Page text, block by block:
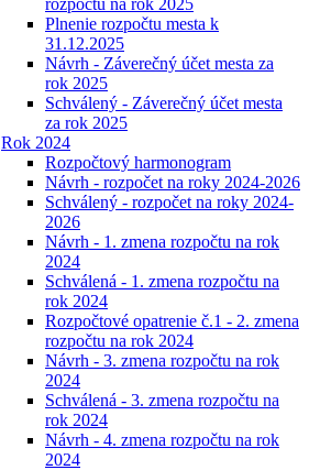
rozpočtu na rok 2025
Plnenie rozpočtu mesta k
31.12.2025
Návrh - Záverečný účet mesta za
rok 2025
Schválený - Záverečný účet mesta
za rok 2025
Rok 2024
Rozpočtový harmonogram
Návrh - rozpočet na roky 2024-2026
Schválený - rozpočet na roky 2024-
2026
Návrh - 1. zmena rozpočtu na rok
2024
Schválená - 1. zmena rozpočtu na
rok 2024
Rozpočtové opatrenie č.1 - 2. zmena
rozpočtu na rok 2024
Návrh - 3. zmena rozpočtu na rok
2024
Schválená - 3. zmena rozpočtu na
rok 2024
Návrh - 4. zmena rozpočtu na rok
2024